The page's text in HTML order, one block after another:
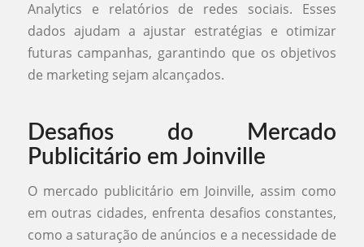
Analytics e relatórios de redes sociais. Esses
dados ajudam a ajustar estratégias e otimizar
futuras campanhas, garantindo que os objetivos
de marketing sejam alcançados.
Desafios do Mercado
Publicitário em Joinville
O mercado publicitário em Joinville, assim como
em outras cidades, enfrenta desafios constantes,
como a saturação de anúncios e a necessidade de